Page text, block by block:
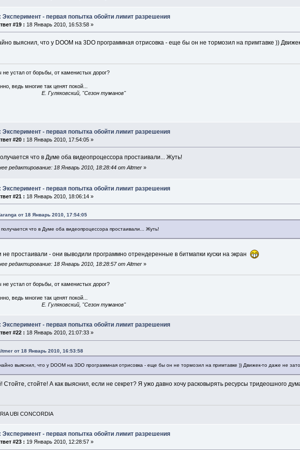
Эксперимент - первая попытка обойти лимит разрешения
#19 : 18 Январь 2010, 16:53:58 »
выяснил, что у DOOM на 3DO программная отрисовка - еще бы он не тормозил на примтавке ))
не устал от борьбы, от каменистых дорог?
ведь многие так ценят покой...
E. Гуляковский, "Сезон туманов"
Эксперимент - первая попытка обойти лимит разрешения
#20 : 18 Январь 2010, 17:54:05 »
что в Думе оба видеопроцессора простаивали... Жуть!
редактирование: 18 Январь 2010, 18:28:44 от Altmer »
Эксперимент - первая попытка обойти лимит разрешения
#21 : 18 Январь 2010, 18:06:14 »
от 18 Январь 2010, 17:54:05
получается что в Думе оба видеопроцессора простаивали... Жуть!
не простаивали - они выводили программно отрендеренные в битмапки куски на экран
редактирование: 18 Январь 2010, 18:28:57 от Altmer »
не устал от борьбы, от каменистых дорог?
ведь многие так ценят покой...
E. Гуляковский, "Сезон туманов"
Эксперимент - первая попытка обойти лимит разрешения
#22 : 18 Январь 2010, 21:07:33 »
от 18 Январь 2010, 16:53:58
выяснил, что у DOOM на 3DO программная отрисовка - еще бы он не тормозил на примтавке )) Движек-то даже не
Стойте, стойте! А как выяснил, если не секрет? Я ужо давно хочу расковырять ресурсы тридеошного
UBI CONCORDIA
Эксперимент - первая попытка обойти лимит разрешения
#23 : 19 Январь 2010, 12:28:57 »